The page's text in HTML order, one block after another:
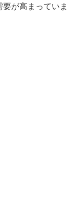
が高まっていま